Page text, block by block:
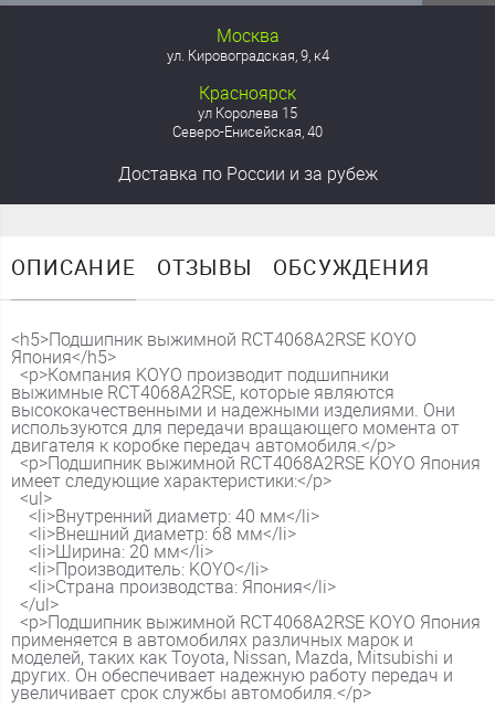
Москва
ул. Кировоградская, 9, к4
Красноярск
ул Королева 15
Северо-Енисейская, 40
Доставка по России и за рубеж
ОПИСАНИЕ ОТЗЫВЫ ОБСУЖДЕНИЯ
<h5>Подшипник выжимной RCT4068A2RSE KOYO
Япония</h5>
<p>Компания KOYO производит подшипники
выжимные RCT4068A2RSE, которые являются
высококачественными и надежными изделиями. Они
используются для передачи вращающего момента от
двигателя к коробке передач автомобиля.</p>
<p>Подшипник выжимной RCT4068A2RSE KOYO Япония
имеет следующие характеристики:</p>
<ul>
<li>Внутренний диаметр: 40 мм</li>
<li>Внешний диаметр: 68 мм</li>
<li>Ширина: 20 мм</li>
<li>Производитель: KOYO</li>
<li>Страна производства: Япония</li>
</ul>
<p>Подшипник выжимной RCT4068A2RSE KOYO Япония
применяется в автомобилях различных марок и
моделей, таких как Toyota, Nissan, Mazda, Mitsubishi и
других. Он обеспечивает надежную работу передач и
увеличивает срок службы автомобиля.</p>